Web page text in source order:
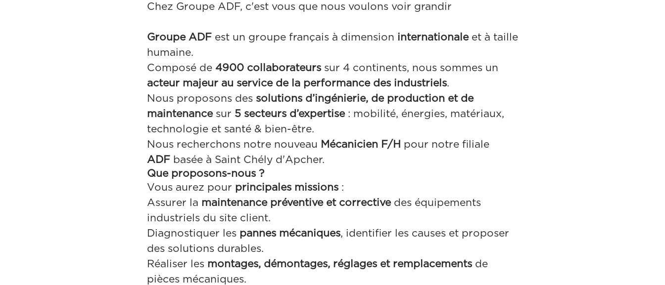
Chez Groupe ADF, c'est vous que nous voulons voir grandir
Groupe ADF est un groupe français à dimension internationale et à taille
humaine.
Composé de 4900 collaborateurs sur 4 continents, nous sommes un
acteur majeur au service de la performance des industriels.
Nous proposons des solutions d’ingénierie, de production et de
maintenancesur 5 secteurs d’expertise: mobilité, énergies, matériaux,
technologie et santé & bien-être.
Nous recherchons notre nouveau Mécanicien F/H pour notre filiale
ADF basée à Saint Chély d'Apcher.
Que proposons-nous ?
Vous aurez pour principales missions :
Assurer la maintenance préventive et correctivedes équipements
industriels du site client.
Diagnostiquer les pannes mécaniques, identifier les causes et proposer
des solutions durables.
Réaliser les montages, démontages, réglages et remplacements de
pièces mécaniques.